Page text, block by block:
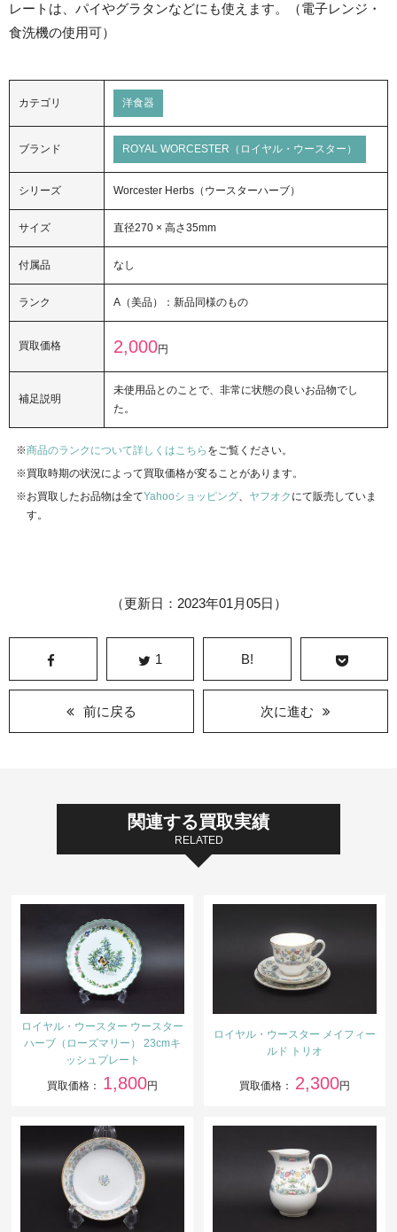
レートは、パイやグラタンなどにも使えます。（電子レンジ・
食洗機の使用可）
カテゴリ 洋食器
ブランド ROYAL WORCESTER（ロイヤル・ウースター）
シリーズ Worcester Herbs（ウースターハーブ）
サイズ 直径270 × 高さ35mm
付属品 なし
ランク A（美品）：新品同様のもの
買取価格 2,000円
補足説明
未使用品とのことで、非常に状態の良いお品物でし
た。
商品のランクについて詳しくはこちら をご覧ください。
買取時期の状況によって買取価格が変ることがあります。
お買取したお品物は全てYahooショッピング、 ヤフオク にて販売していま
す。
（更新日：2023年01月05日）
1 B!
前に戻る 次に進む
関連する買取実績
RELATED
ロイヤル・ウースター ウースター
ハーブ（ローズマリー） 23cmキ
ッシュプレート
買取価格： 1,800円
ロイヤル・ウースター メイフィー
ルド トリオ
買取価格： 2,300円